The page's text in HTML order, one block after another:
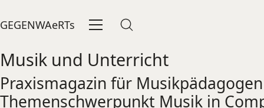
GEGENWAeRTs
Musik und Unterricht
Praxismagazin für
Themenschwerpunkt Musik in